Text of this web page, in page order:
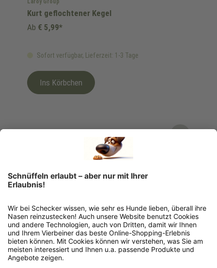
Laroy Group
Kurt geflochtener Kegel
Sofort verfügbar, Lieferzeit: 1-3 Tage
Ab € 5,99*
Ins Körbchen
Laroy Group
Skip ball